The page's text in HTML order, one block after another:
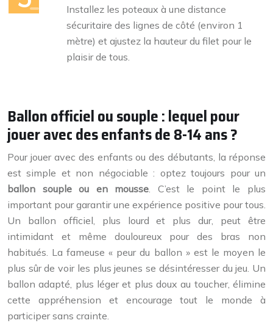
Installez les poteaux à une distance
sécuritaire des lignes de côté (environ 1
mètre) et ajustez la hauteur du filet pour le
plaisir de tous.
Ballon officiel ou souple : lequel pour
jouer avec des enfants de 8-14 ans ?
Pour jouer avec des enfants ou des débutants, la réponse
est simple et non négociable : optez toujours pour un
ballon souple ou en mousse. C’est le point le plus
important pour garantir une expérience positive pour tous.
Un ballon officiel, plus lourd et plus dur, peut être
intimidant et même douloureux pour des bras non
habitués. La fameuse « peur du ballon » est le moyen le
plus sûr de voir les plus jeunes se désintéresser du jeu. Un
ballon adapté, plus léger et plus doux au toucher, élimine
cette appréhension et encourage tout le monde à
participer sans crainte.